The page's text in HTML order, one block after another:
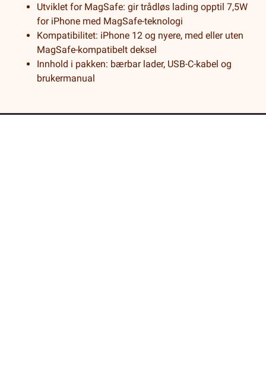
Utviklet for MagSafe: gir trådløs lading opptil 7,5W
for iPhone med MagSafe-teknologi
Kompatibilitet: iPhone 12 og nyere, med eller uten
MagSafe-kompatibelt deksel
Innhold i pakken: bærbar lader, USB-C-kabel og
brukermanual